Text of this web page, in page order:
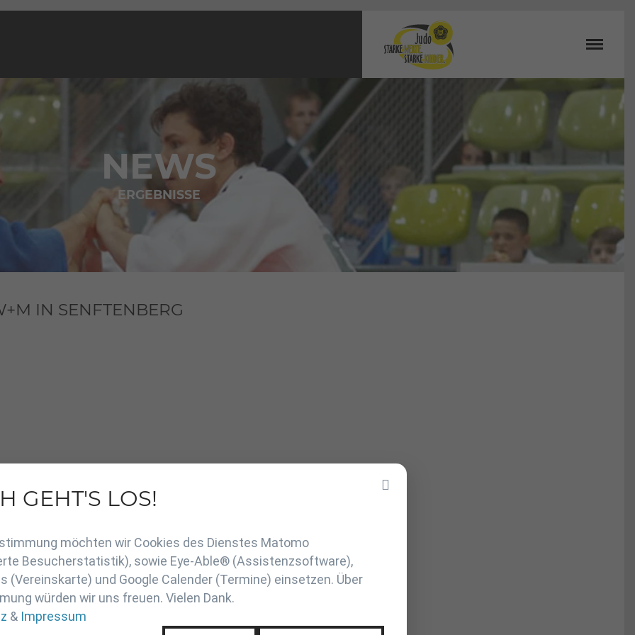
NEWS
ERGEBNISSE
IN SENFTENBERG
GEHT'S LOS!
möchten wir Cookies des Dienstes Matomo
Besucherstatistik), sowie Eye-Able® (Assistenzsoftware),
(Vereinskarte) und Google Calender (Termine) einsetzen. Über
würden wir uns freuen. Vielen Dank.
& Impressum